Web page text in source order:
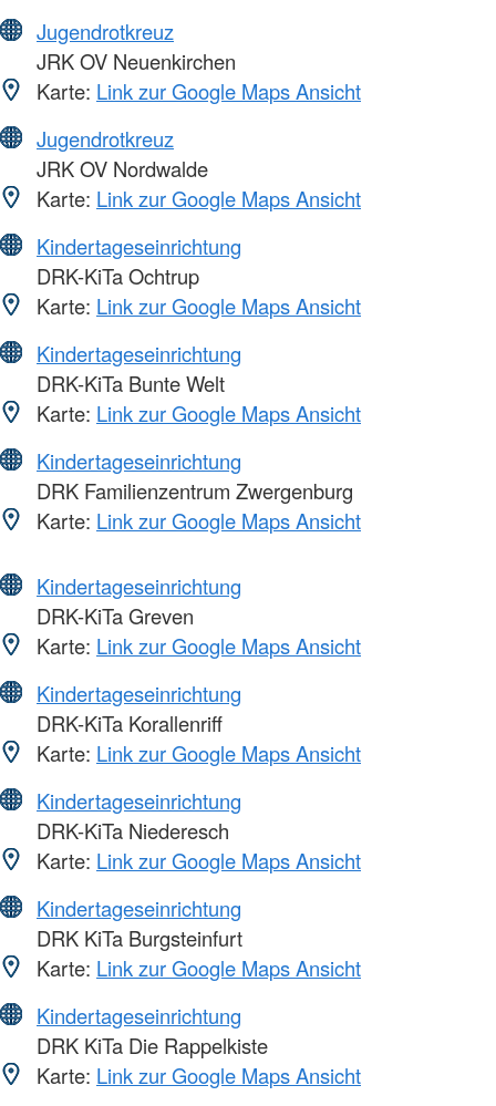
Jugendrotkreuz
JRK OV Neuenkirchen
Karte: Link zur Google Maps Ansicht
Jugendrotkreuz
JRK OV Nordwalde
Karte: Link zur Google Maps Ansicht
Kindertageseinrichtung
DRK-KiTa Ochtrup
Karte: Link zur Google Maps Ansicht
Kindertageseinrichtung
DRK-KiTa Bunte Welt
Karte: Link zur Google Maps Ansicht
Kindertageseinrichtung
DRK Familienzentrum Zwergenburg
Karte: Link zur Google Maps Ansicht
Kindertageseinrichtung
DRK-KiTa Greven
Karte: Link zur Google Maps Ansicht
Kindertageseinrichtung
DRK-KiTa Korallenriff
Karte: Link zur Google Maps Ansicht
Kindertageseinrichtung
DRK-KiTa Niederesch
Karte: Link zur Google Maps Ansicht
Kindertageseinrichtung
DRK KiTa Burgsteinfurt
Karte: Link zur Google Maps Ansicht
Kindertageseinrichtung
DRK KiTa Die Rappelkiste
Karte: Link zur Google Maps Ansicht